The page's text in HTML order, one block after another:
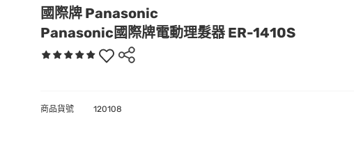
國際牌 Panasonic
Panasonic國際牌電動理髮器 ER-1410S
商品貨號 120108